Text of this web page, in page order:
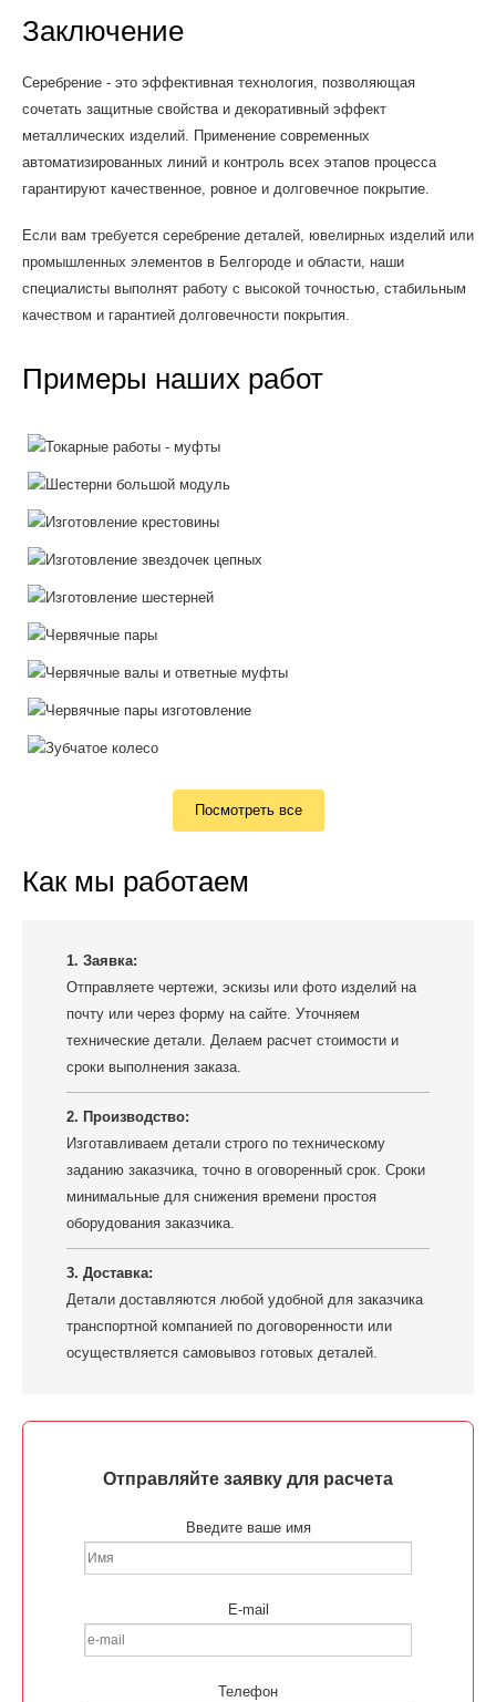
Заключение
Серебрение - это эффективная технология, позволяющая
сочетать защитные свойства и декоративный эффект
металлических изделий. Применение современных
автоматизированных линий и контроль всех этапов процесса
гарантируют качественное, ровное и долговечное покрытие.
Если вам требуется серебрение деталей, ювелирных изделий или
промышленных элементов в Белгороде и области, наши
специалисты выполнят работу с высокой точностью, стабильным
качеством и гарантией долговечности покрытия.
Примеры наших работ
Посмотреть все
Как мы работаем
1. Заявка:
Отправляете чертежи, эскизы или фото изделий на
почту или через форму на сайте. Уточняем
технические детали. Делаем расчет стоимости и
сроки выполнения заказа.
2. Производство:
Изготавливаем детали строго по техническому
заданию заказчика, точно в оговоренный срок. Сроки
минимальные для снижения времени простоя
оборудования заказчика.
3. Доставка:
Детали доставляются любой удобной для заказчика
транспортной компанией по договоренности или
осуществляется самовывоз готовых деталей.
Отправляйте заявку для расчета
Введите ваше имя
E-mail
Телефон